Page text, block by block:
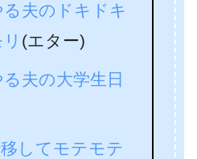
る夫のドキドキ
(エター)
る夫の大学生日
してモテモテ